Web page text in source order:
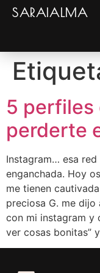
SARAIALMA
5 perfiles
perderte
Instagram… esa
enganchada. Hoy
me tienen
preciosa G. me
con mi instagram y
ver cosas bonitas”